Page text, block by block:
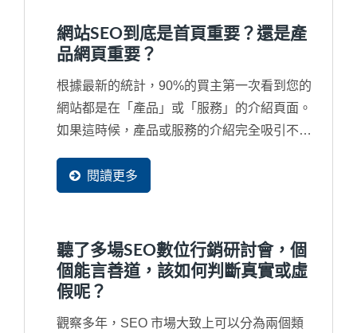
網站SEO到底是首頁重要？還是產
品網頁重要？
根據最新的統計，90%的買主第一次看到您的
網站都是在「產品」或「服務」的介紹頁面。
如果這時候，產品或服務的介紹完全吸引不了
會看。所以，當然是產品網頁是最重要，但經
過觀察，臺灣許多中小企業習慣在製作網站時
定了網站行銷將不會有結果。
閱讀更多
聽了多場SEO數位行銷研討會，個
個能言善道，該如何判斷真實或虛
假呢？
觀察多年，SEO 市場大致上可以分為兩個類